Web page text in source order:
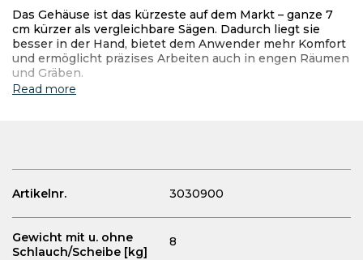
Das Gehäuse ist das kürzeste auf dem Markt – ganze 7
cm kürzer als vergleichbare Sägen. Dadurch liegt sie
besser in der Hand, bietet dem Anwender mehr Komfort
und ermöglicht präzises Arbeiten auch in engen Räumen
und Gräben.
Read more
Artikelnr. 3030900
Gewicht mit u. ohne
Schlauch/Scheibe [kg]
8